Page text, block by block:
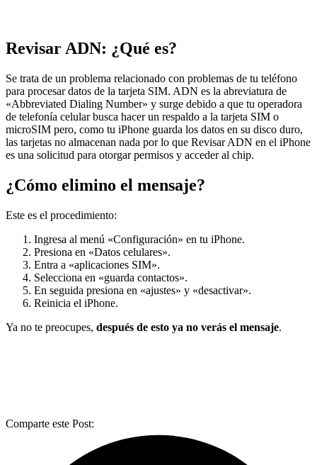
Revisar ADN: ¿Qué es?
Se trata de un problema relacionado con problemas de tu teléfono
para procesar datos de la tarjeta SIM. ADN es la abreviatura de
«Abbreviated Dialing Number» y surge debido a que tu operadora
de telefonía celular busca hacer un respaldo a la tarjeta SIM o
microSIM pero, como tu iPhone guarda los datos en su disco duro,
las tarjetas no almacenan nada por lo que Revisar ADN en el iPhone
es una solicitud para otorgar permisos y acceder al chip.
¿Cómo elimino el mensaje?
Este es el procedimiento:
Ingresa al menú «Configuración» en tu iPhone.
Presiona en «Datos celulares».
Entra a «aplicaciones SIM».
Selecciona en «guarda contactos».
En seguida presiona en «ajustes» y «desactivar».
Reinicia el iPhone.
Ya no te preocupes, después de esto ya no verás el mensaje.
Comparte este Post: